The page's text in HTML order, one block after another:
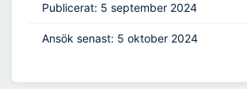
Publicerat: 5 september 2024
Ansök senast: 5 oktober 2024